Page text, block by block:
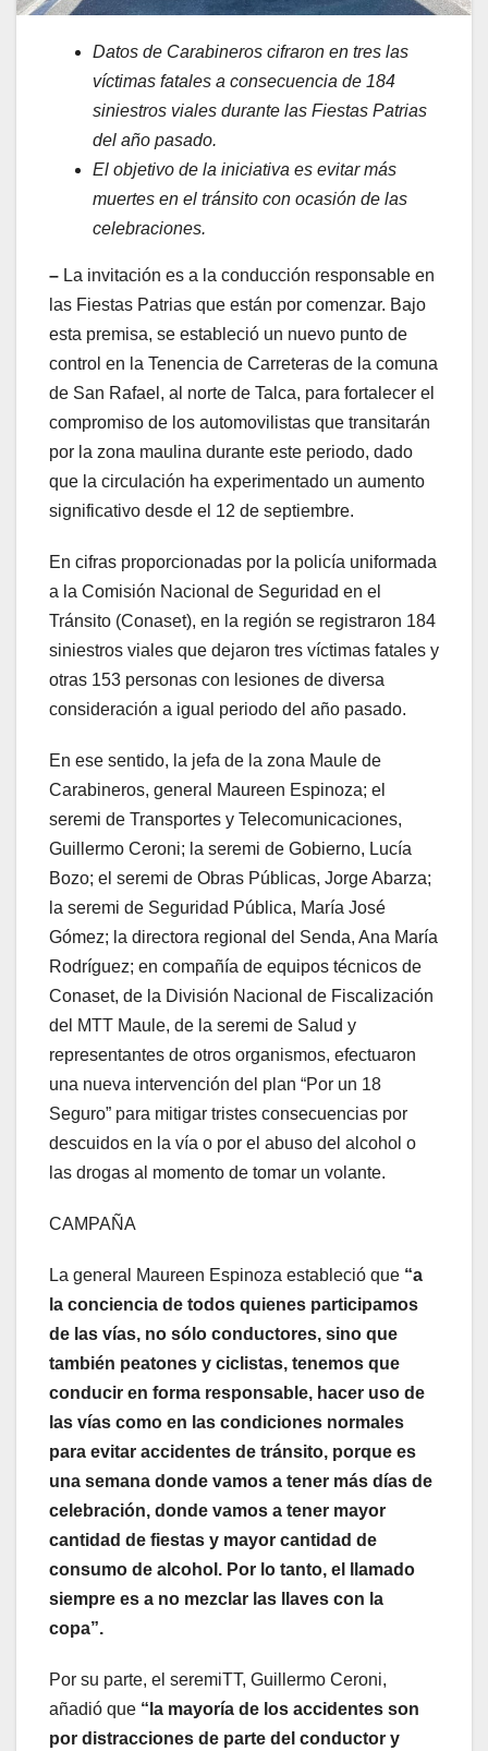
Datos de Carabineros cifraron en tres las
víctimas fatales a consecuencia de 184
siniestros viales durante las Fiestas Patrias
del año pasado.
El objetivo de la iniciativa es evitar más
muertes en el tránsito con ocasión de las
celebraciones.
– La invitación es a la conducción responsable en
las Fiestas Patrias que están por comenzar. Bajo
esta premisa, se estableció un nuevo punto de
control en la Tenencia de Carreteras de la comuna
de San Rafael, al norte de Talca, para fortalecer el
compromiso de los automovilistas que transitarán
por la zona maulina durante este periodo, dado
que la circulación ha experimentado un aumento
significativo desde el 12 de septiembre.
En cifras proporcionadas por la policía uniformada
a la Comisión Nacional de Seguridad en el
Tránsito (Conaset), en la región se registraron 184
siniestros viales que dejaron tres víctimas fatales y
otras 153 personas con lesiones de diversa
consideración a igual periodo del año pasado.
En ese sentido, la jefa de la zona Maule de
Carabineros, general Maureen Espinoza; el
seremi de Transportes y Telecomunicaciones,
Guillermo Ceroni; la seremi de Gobierno, Lucía
Bozo; el seremi de Obras Públicas, Jorge Abarza;
la seremi de Seguridad Pública, María José
Gómez; la directora regional del Senda, Ana María
Rodríguez; en compañía de equipos técnicos de
Conaset, de la División Nacional de Fiscalización
del MTT Maule, de la seremi de Salud y
representantes de otros organismos, efectuaron
una nueva intervención del plan “Por un 18
Seguro” para mitigar tristes consecuencias por
descuidos en la vía o por el abuso del alcohol o
las drogas al momento de tomar un volante.
CAMPAÑA
La general Maureen Espinoza estableció que “a
la conciencia de todos quienes participamos
de las vías, no sólo conductores, sino que
también peatones y ciclistas, tenemos que
conducir en forma responsable, hacer uso de
las vías como en las condiciones normales
para evitar accidentes de tránsito, porque es
una semana donde vamos a tener más días de
celebración, donde vamos a tener mayor
cantidad de fiestas y mayor cantidad de
consumo de alcohol. Por lo tanto, el llamado
siempre es a no mezclar las llaves con la
copa”.
Por su parte, el seremiTT, Guillermo Ceroni,
añadió que “la mayoría de los accidentes son
por distracciones de parte del conductor y